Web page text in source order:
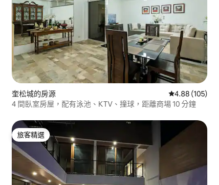
奎松城的房源 從 105 則評價
4.88 (105)
4 間臥室房屋，配有泳池、KTV、撞球，距離商場 10 分鐘
旅客精選
旅客精選